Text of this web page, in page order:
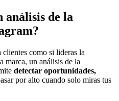
análisis de la
clientes como si lideras la
marca, un análisis de la
detectar oportunidades,
por alto cuando solo miras tus